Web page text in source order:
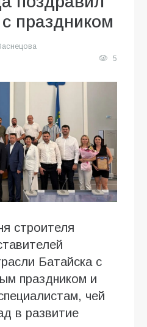
праздником
5
строителя
Батайска с
праздником и
чей
в развитие